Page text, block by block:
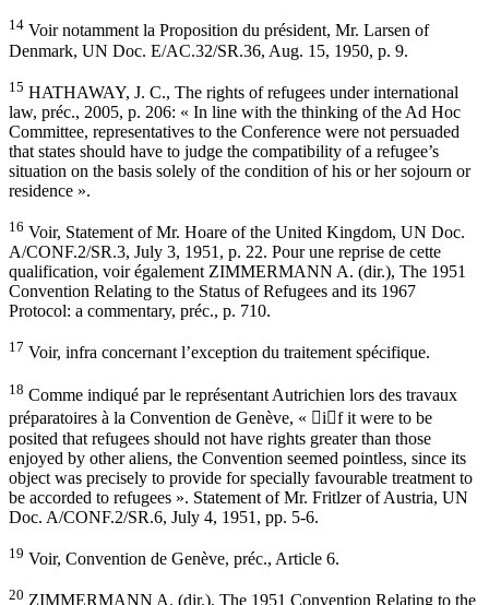
14 Voir notamment la Proposition du président, Mr. Larsen of
Denmark, UN Doc. E/AC.32/SR.36, Aug. 15, 1950, p. 9.
15 HATHAWAY, J. C., The rights of refugees under international
law, préc., 2005, p. 206: « In line with the thinking of the Ad Hoc
Committee, representatives to the Conference were not persuaded
that states should have to judge the compatibility of a refugee’s
situation on the basis solely of the condition of his or her sojourn or
residence ».
16 Voir, Statement of Mr. Hoare of the United Kingdom, UN Doc.
A/CONF.2/SR.3, July 3, 1951, p. 22. Pour une reprise de cette
qualification, voir également ZIMMERMANN A. (dir.), The 1951
Convention Relating to the Status of Refugees and its 1967
Protocol: a commentary, préc., p. 710.
17 Voir, infra concernant l’exception du traitement spécifique.
18 Comme indiqué par le représentant Autrichien lors des travaux
préparatoires à la Convention de Genève, « if it were to be
posited that refugees should not have rights greater than those
enjoyed by other aliens, the Convention seemed pointless, since its
object was precisely to provide for specially favourable treatment to
be accorded to refugees ». Statement of Mr. Fritlzer of Austria, UN
Doc. A/CONF.2/SR.6, July 4, 1951, pp. 5-6.
19 Voir, Convention de Genève, préc., Article 6.
20 ZIMMERMANN A. (dir.), The 1951 Convention Relating to the